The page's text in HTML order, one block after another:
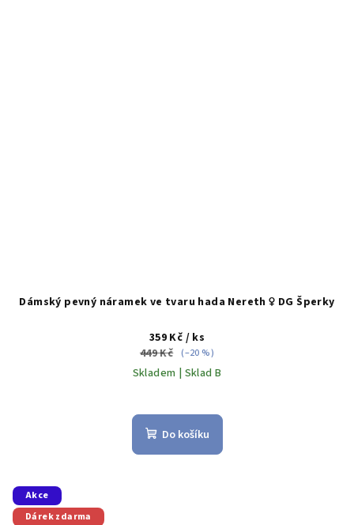
Dámský pevný náramek ve tvaru hada Nereth ♀️ DG Šperky
359 Kč / ks
449 Kč (–20 %)
Skladem | Sklad B
Do košíku
Akce
Dárek zdarma